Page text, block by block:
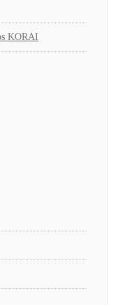
KORAI